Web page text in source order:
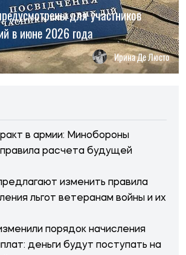
для участников
в июне 2026 года
Ирина Де Люсто
в армии: Минобороны
расчета будущей
изменить правила
льгот ветеранам войны и их
порядок начисления
деньги будут поступать на